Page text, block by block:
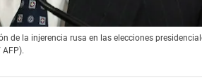
de la injerencia rusa en las elecciones
AFP).